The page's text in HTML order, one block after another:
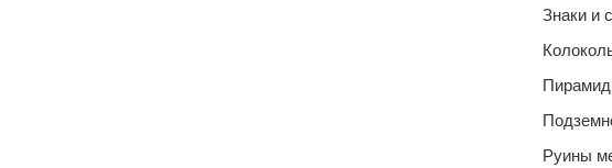
Знаки и
Руины